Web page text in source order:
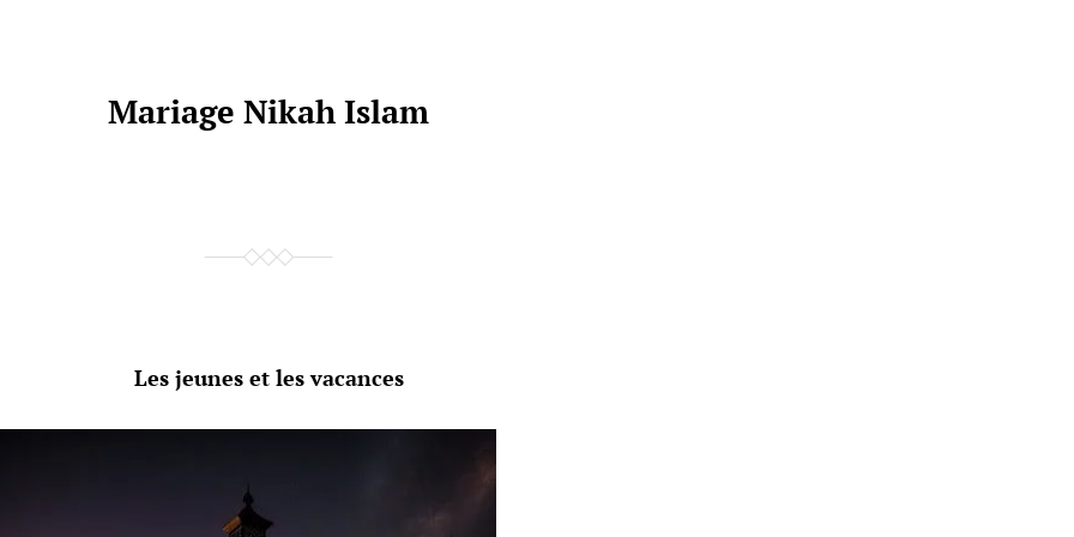
Mariage Nikah Islam
Les jeunes et les vacances